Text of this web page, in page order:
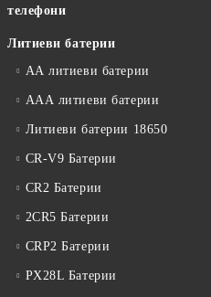
телефони
Литиеви батерии
АА литиеви батерии
ААА литиеви батерии
Литиеви батерии 18650
CR-V9 Батерии
CR2 Батерии
2CR5 Батерии
CRP2 Батерии
PX28L Батерии